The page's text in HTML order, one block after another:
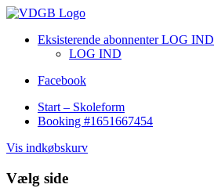
Eksisterende abonnenter LOG IND
LOG IND
Facebook
Start – Skoleform
Booking #1651667454
Vis indkøbskurv
Vælg side